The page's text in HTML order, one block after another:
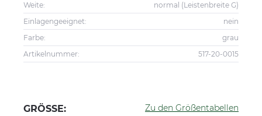
Weite:
normal (Leistenbreite G)
Einlagengeeignet:
nein
Farbe:
grau
Artikelnummer:
517-20-0015
GRÖSSE: Zu den Größentabellen